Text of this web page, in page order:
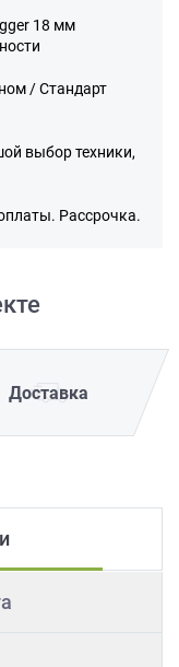
18 мм
/ Стандарт
выбор техники,
Рассрочка.
Доставка